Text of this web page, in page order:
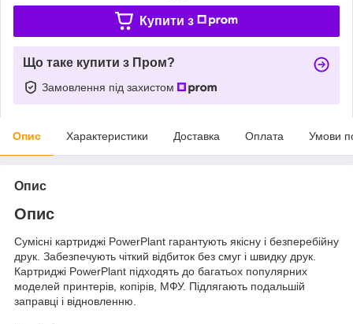
Купити з
Що таке купити з Пром?
Замовлення під захистом
Опис Характеристики Доставка Оплата Умови
Опис
Опис
Сумісні картриджі PowerPlant гарантують якісну і безперебійну
друк. Забезпечують чіткий відбиток без смуг і швидку друк.
Картриджі PowerPlant підходять до багатьох популярних
моделей принтерів, копірів, МФУ. Підлягають подальшій
заправці і відновленню.